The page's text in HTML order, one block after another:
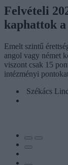
Felvételi
kaphattok a
Emelt szintű
angol vagy német
viszont csak 15
intézményi
Székács